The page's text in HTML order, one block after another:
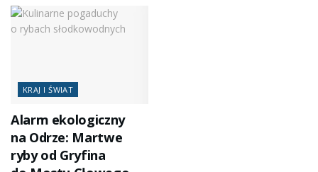
KRAJ I ŚWIAT
Alarm ekologiczny
na Odrze: Martwe
ryby od Gryfina